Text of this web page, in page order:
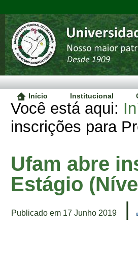
Início Institucional
Você está aqui:
inscrições para
Ufam abre
Estágio
Publicado em 17 Junho 2019 |